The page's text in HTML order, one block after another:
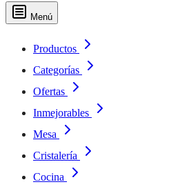
Menú
Productos
Categorías
Ofertas
Inmejorables
Mesa
Cristalería
Cocina